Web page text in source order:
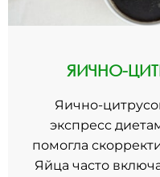
ЯИЧНО-
Яично-
экспресс
помогла
Яйца часто